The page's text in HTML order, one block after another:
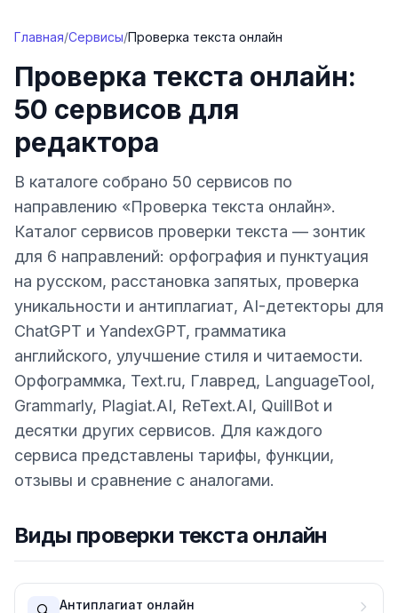
Главная/Сервисы/Проверка текста онлайн
Проверка текста онлайн:
50 сервисов для
редактора
В каталоге собрано 50 сервисов по
направлению «Проверка текста онлайн».
Каталог сервисов проверки текста — зонтик
для 6 направлений: орфография и пунктуация
на русском, расстановка запятых, проверка
уникальности и антиплагиат, AI-детекторы для
ChatGPT и YandexGPT, грамматика
английского, улучшение стиля и читаемости.
Орфограммка, Text.ru, Главред, LanguageTool,
Grammarly, Plagiat.AI, ReText.AI, QuillBot и
десятки других сервисов. Для каждого
сервиса представлены тарифы, функции,
отзывы и сравнение с аналогами.
Виды проверки текста онлайн
Антиплагиат онлайн